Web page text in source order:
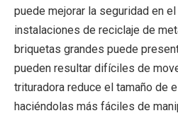
puede mejorar la seguridad en
instalaciones de reciclaje de
briquetas grandes puede
pueden resultar difíciles de
trituradora reduce el tamaño de
haciéndolas más fáciles de